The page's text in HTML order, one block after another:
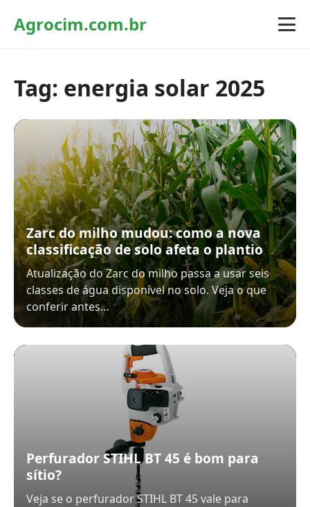
Agrocim.com.br
Tag: energia solar 2025
Zarc do milho mudou: como a nova
classificação de solo afeta o plantio
Atualização do Zarc do milho passa a usar seis
classes de água disponível no solo. Veja o que
conferir antes…
Perfurador STIHL BT 45 é bom para
sítio?
Veja se o perfurador STIHL BT 45 vale para